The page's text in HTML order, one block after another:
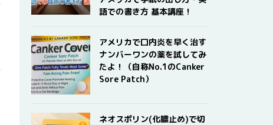
語での書き方 基本講座！
アメリカで口内炎を早く治す
ナンバーワンの薬を試してみ
たよ！（自称No.1のCanker
Sore Patch）
ネオスポリン(化膿止め)で切